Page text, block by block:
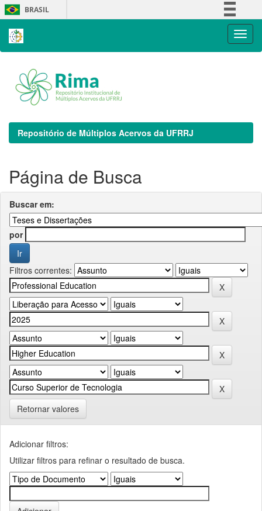
Skip
navigation
BRASIL
Repositório de Múltiplos Acervos da UFRRJ
Página de Busca
Buscar em:
por
Filtros correntes:
Retornar valores
Adicionar filtros:
Utilizar filtros para refinar o resultado de busca.